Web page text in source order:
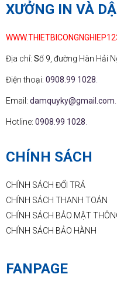
XƯỞNG IN VÀ
Địa chỉ: Số 9, đường Hàn Hải
Điện thoại: 0908.99 1028
Email: damquyky@gmail.com
Hotline: 0908.99 1028
CHÍNH SÁCH
CHÍNH SÁCH ĐỔI TRẢ
CHÍNH SÁCH THANH TOÁN
CHÍNH SÁCH BẢO MẬT
CHÍNH SÁCH BẢO HÀNH
FANPAGE